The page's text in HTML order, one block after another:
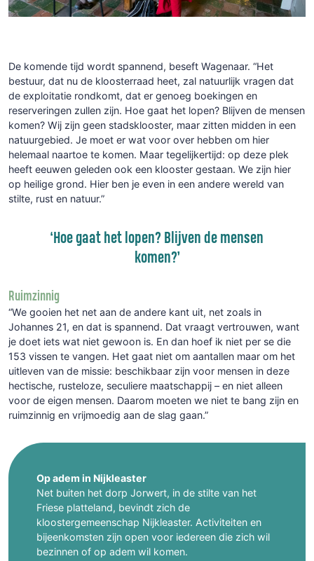
De komende tijd wordt spannend, beseft Wagenaar. “Het
bestuur, dat nu de kloosterraad heet, zal natuurlijk vragen dat
de exploitatie rondkomt, dat er genoeg boekingen en
reserveringen zullen zijn. Hoe gaat het lopen? Blijven de mensen
komen? Wij zijn geen stadsklooster, maar zitten midden in een
natuurgebied. Je moet er wat voor over hebben om hier
helemaal naartoe te komen. Maar tegelijkertijd: op deze plek
heeft eeuwen geleden ook een klooster gestaan. We zijn hier
op heilige grond. Hier ben je even in een andere wereld van
stilte, rust en natuur.”
‘Hoe gaat het lopen? Blijven de mensen
komen?’
Ruimzinnig
“We gooien het net aan de andere kant uit, net zoals in
Johannes 21, en dat is spannend. Dat vraagt vertrouwen, want
je doet iets wat niet gewoon is. En dan hoef ik niet per se die
153 vissen te vangen. Het gaat niet om aantallen maar om het
uitleven van de missie: beschikbaar zijn voor mensen in deze
hectische, rusteloze, seculiere maatschappij – en niet alleen
voor de eigen mensen. Daarom moeten we niet te bang zijn en
ruimzinnig en vrijmoedig aan de slag gaan.”
Op adem in Nijkleaster
Net buiten het dorp Jorwert, in de stilte van het
Friese platteland, bevindt zich de
kloostergemeenschap Nijkleaster. Activiteiten en
bijeenkomsten zijn open voor iedereen die zich wil
bezinnen of op adem wil komen.